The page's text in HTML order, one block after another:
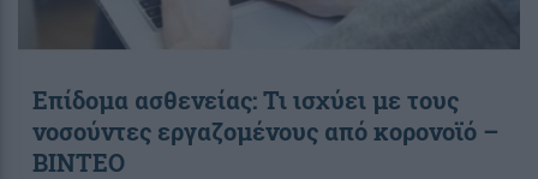
Επίδομα ασθενείας: Τι ισχύει με τους
νοσούντες εργαζομένους από κορονοϊό –
ΒΙΝΤΕΟ